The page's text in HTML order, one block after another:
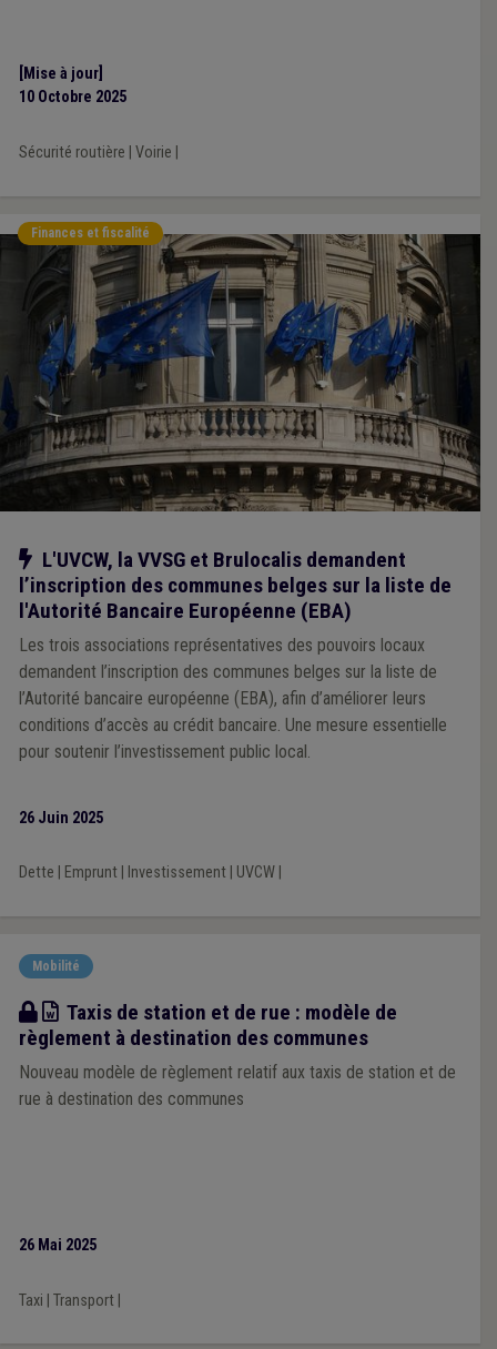
[Mise à jour]
10 Octobre 2025
Sécurité routière Voirie
Finances et fiscalité
Notre action
L'UVCW, la VVSG et Brulocalis demandent
l’inscription des communes belges sur la liste de
l'Autorité Bancaire Européenne (EBA)
Les trois associations représentatives des pouvoirs locaux
demandent l’inscription des communes belges sur la liste de
l’Autorité bancaire européenne (EBA), afin d’améliorer leurs
conditions d’accès au crédit bancaire. Une mesure essentielle
pour soutenir l’investissement public local.
26 Juin 2025
Dette Emprunt| Investissement| UVCW|
Mobilité
Modèle
Taxis de station et de rue : modèle de
règlement à destination des communes
Nouveau modèle de règlement relatif aux taxis de station et de
rue à destination des communes
26 Mai 2025
Taxi Transport|